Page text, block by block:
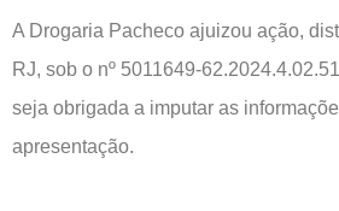
A Drogaria Pacheco ajuizou ação,
RJ, sob o nº 5011649-
seja obrigada a imputar as
apresentação.